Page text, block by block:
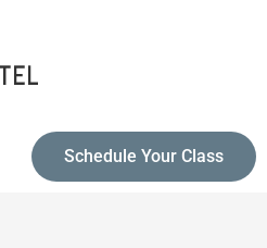
Schedule Your Class